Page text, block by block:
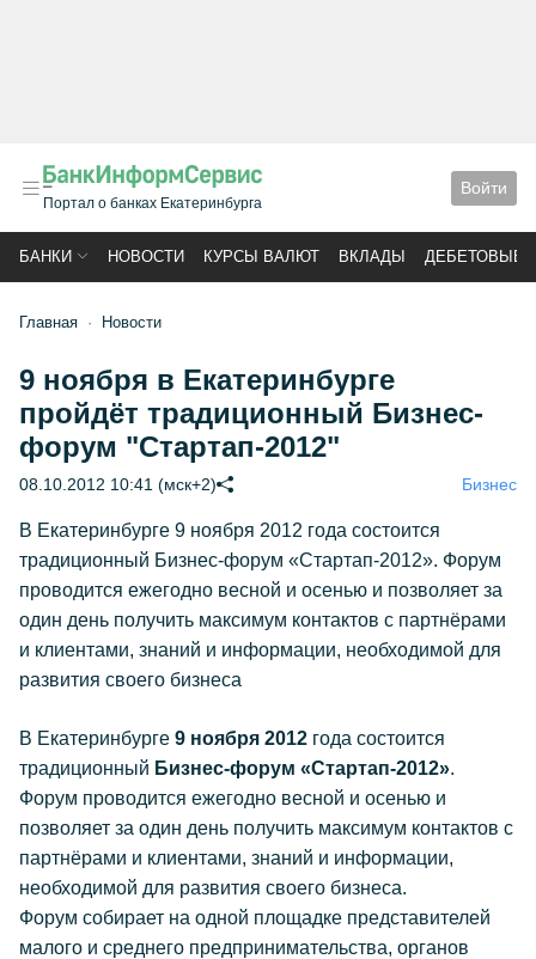
Портал о банках Екатеринбурга
Войти
БАНКИ НОВОСТИ КУРСЫ ВАЛЮТ ВКЛАДЫ ДЕБЕТОВЫЕ
Главная Новости
9 ноября в Екатеринбурге
пройдёт традиционный Бизнес-
форум "Стартап-2012"
08.10.2012 10:41 (мск+2) Бизнес
В Екатеринбурге 9 ноября 2012 года состоится
традиционный Бизнес-форум «Стартап-2012». Форум
проводится ежегодно весной и осенью и позволяет за
один день получить максимум контактов с партнёрами
и клиентами, знаний и информации, необходимой для
развития своего бизнеса
В Екатеринбурге 9 ноября 2012 года состоится
традиционный Бизнес-форум «Стартап-2012».
Форум проводится ежегодно весной и осенью и
позволяет за один день получить максимум контактов с
партнёрами и клиентами, знаний и информации,
необходимой для развития своего бизнеса.
Форум собирает на одной площадке представителей
малого и среднего предпринимательства, органов